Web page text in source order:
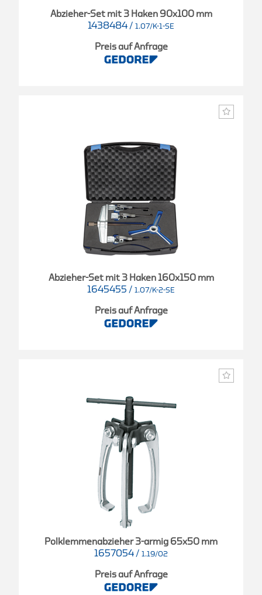
Abzieher-Set mit 3 Haken 90x100 mm
1438484 / 1.07/K-1-SE
Preis auf Anfrage
Abzieher-Set mit 3 Haken 160x150 mm
1645455 / 1.07/K-2-SE
Preis auf Anfrage
Polklemmenabzieher 3-armig 65x50 mm
1657054 / 1.19/02
Preis auf Anfrage